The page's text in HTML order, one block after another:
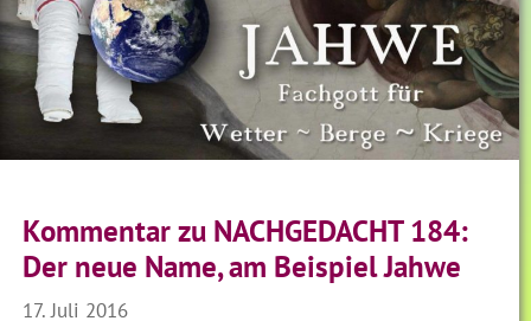
Kommentar zu NACHGEDACHT 184:
Der neue Name, am Beispiel Jahwe
17. Juli 2016